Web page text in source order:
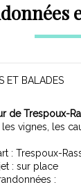
ET BALADES
de Trespoux-
les vignes, les
: Trespoux-
: sur place
: